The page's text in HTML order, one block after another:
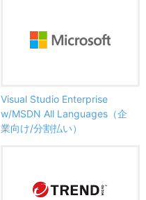
Visual Studio Enterprise
w/MSDN All Languages（企
業向け/分割払い）